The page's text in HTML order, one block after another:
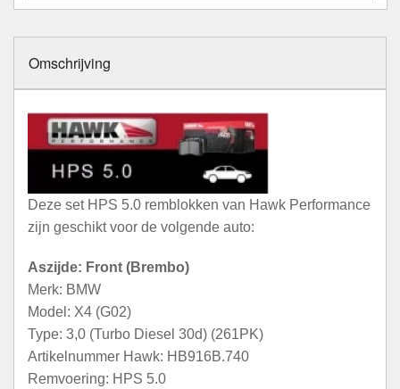
Omschrijving
Deze set HPS 5.0 remblokken van Hawk Performance
zijn geschikt voor de volgende auto:
Aszijde: Front (Brembo)
Merk: BMW
Model: X4 (G02)
Type: 3,0 (Turbo Diesel 30d) (261PK)
Artikelnummer Hawk: HB916B.740
Remvoering: HPS 5.0